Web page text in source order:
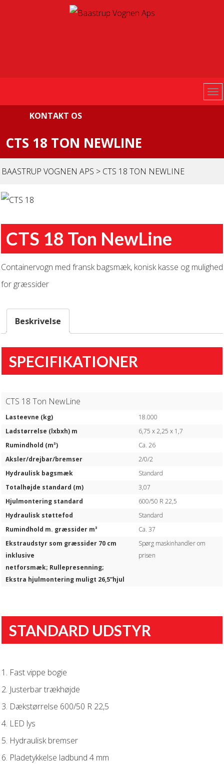
KONTAKT OS
CTS 18 TON NEWLINE
BAASTRUP VOGNEN APS > CTS 18 TON NEWLINE
CTS 18 Ton NewLine
Containervogn med fransk bagsmæk, konisk kasse og mulighed
for græssider
Beskrivelse
SPECIFIKATIONER
CTS 18 Ton NewLine
Lasteevne (kg)
18.000
Ladstørrelse (lxbxh) m
6,75 x 2,25 x 1,7
Rumindhold (m³)
Ca. 26
Aksler/drejbar/bremser
2/0/2
Hydraulisk bagsmæk
Standard
Totalhøjde standard (m)
3,07
Hjulmontering standard
600/50 R 22,5
Hydraulisk støttefod
Standard
Rumindhold m. græssider m³
Ca. 37
Ekstraudstyr som græssider 70 cm
inklusive
netforsmæk; Rullepresenning;
Ekstra hjulmontering muligt 26,5”hjul
Spørg maskinhandler om
prisen
STANDARD UDSTYR
1. Fast vippe bogie
2. Justerbar trækhøjde
3. Dækstørrelse 600/50 R 22,5
4. LED lys
5. Hydraulisk bremser
6. Pladetykkelse ladbund 4 mm